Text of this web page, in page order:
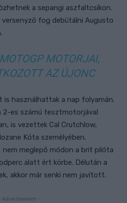
a sepangi aszfaltcsíkon.
versenyző fog debütálni Augusto
MOTORJAI,
AZ ÚJONC
használhattak a nap folyamán.
2-es számú tesztmotorjával
is vezettek Cal Crutchlow,
Kóta személyében.
nem meglepő módon a brit pilóta
alatt ért körbe. Délután a
akkor már senki nem javított.
Advertisement -